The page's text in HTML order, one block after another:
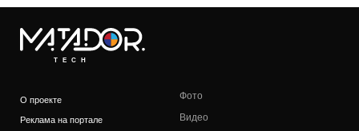
TECH
О проекте
Реклама на портале
Фото
Видео